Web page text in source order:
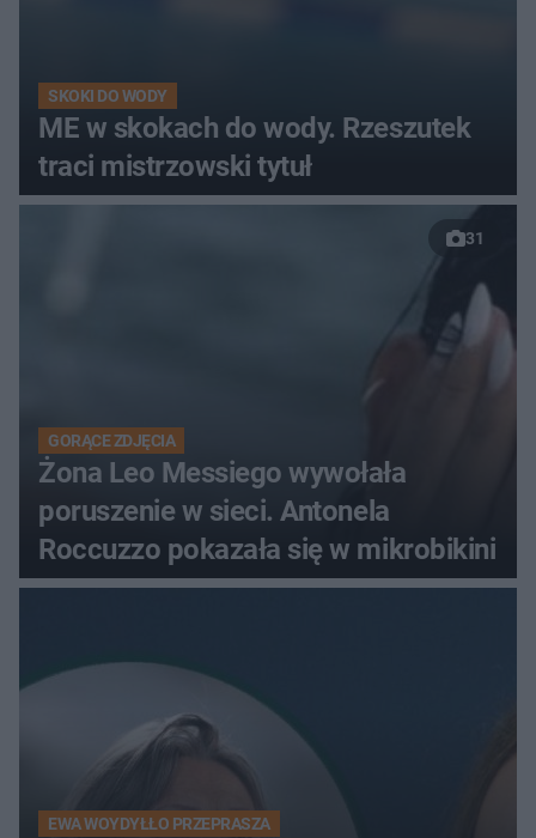
SKOKI DO WODY
ME w skokach do wody. Rzeszutek
traci mistrzowski tytuł
31
GORĄCE ZDJĘCIA
Żona Leo Messiego wywołała
poruszenie w sieci. Antonela
Roccuzzo pokazała się w mikrobikini
EWA WOYDYŁŁO PRZEPRASZA